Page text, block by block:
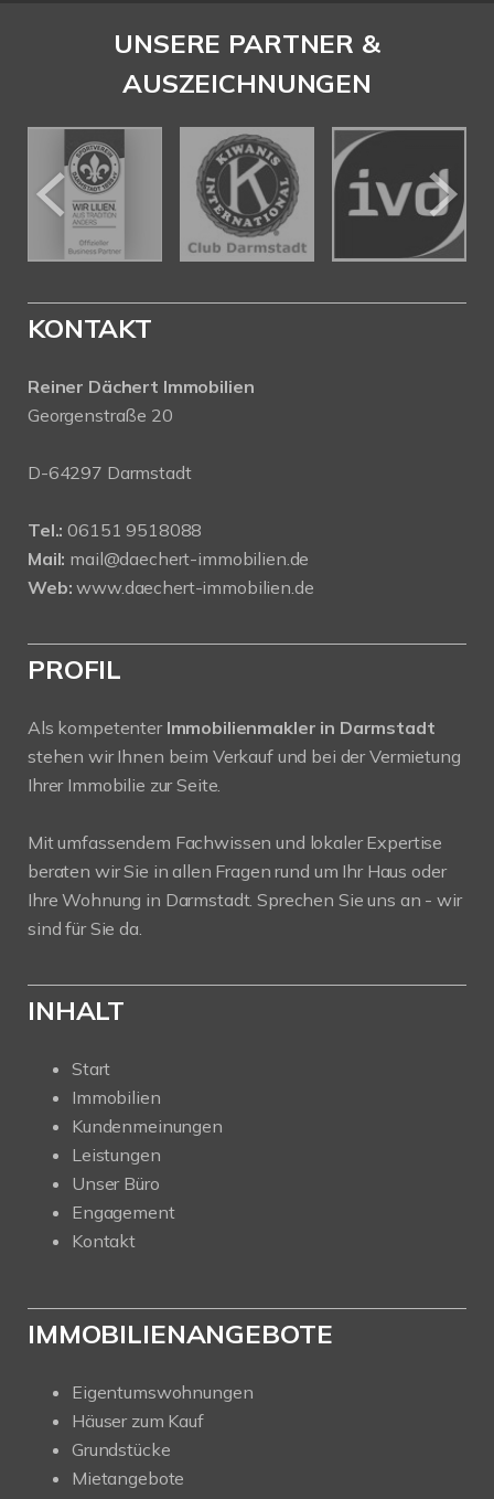
UNSERE PARTNER &
AUSZEICHNUNGEN
KONTAKT
Reiner Dächert Immobilien
Georgenstraße 20
D-64297 Darmstadt
Tel.: 06151 9518088
Mail: mail@daechert-immobilien.de
Web: www.daechert-immobilien.de
PROFIL
Als kompetenter Immobilienmakler in Darmstadt
stehen wir Ihnen beim Verkauf und bei der Vermietung
Ihrer Immobilie zur Seite.
Mit umfassendem Fachwissen und lokaler Expertise
beraten wir Sie in allen Fragen rund um Ihr Haus oder
Ihre Wohnung in Darmstadt. Sprechen Sie uns an - wir
sind für Sie da.
INHALT
Start
Immobilien
Kundenmeinungen
Leistungen
Unser Büro
Engagement
Kontakt
IMMOBILIENANGEBOTE
Eigentumswohnungen
Häuser zum Kauf
Grundstücke
Mietangebote